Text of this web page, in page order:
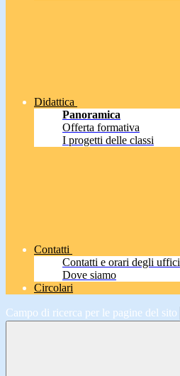
Didattica
Panoramica
Offerta formativa
I progetti delle classi
Contatti
Contatti e orari degli uffici
Dove siamo
Circolari
Campo di ricerca per le pagine del sito